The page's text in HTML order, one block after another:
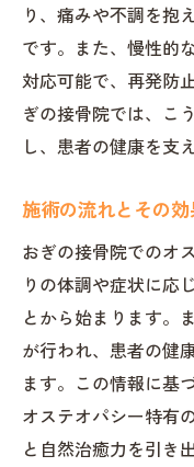
り、痛みや不調を抱
です。また、慢性的
対応可能で、再発防
ぎの接骨院では、こ
し、患者の健康を支
施術の流れとその
おぎの接骨院でのオ
りの体調や症状に応
とから始まります。
が行われ、患者の健
ます。この情報に基
オステオパシー特有
と自然治癒力を引き